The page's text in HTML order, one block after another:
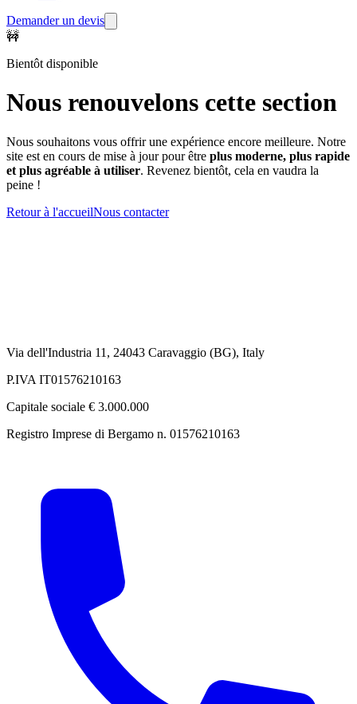
Demander un devis
🚧
Bientôt disponible
Nous renouvelons cette section
Nous souhaitons vous offrir une expérience encore meilleure. Notre
site est en cours de mise à jour pour être plus moderne, plus rapide
et plus agréable à utiliser. Revenez bientôt, cela en vaudra la
peine !
Retour à l'accueilNous contacter
Via dell'Industria 11, 24043 Caravaggio (BG), Italy
P.IVA IT01576210163
Capitale sociale € 3.000.000
Registro Imprese di Bergamo n. 01576210163